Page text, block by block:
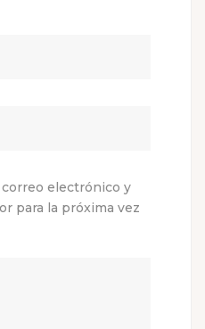
electrónico y
para la próxima vez